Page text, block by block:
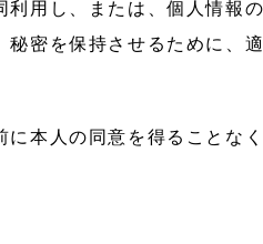
用し、または、個人情報
密を保持させるために、
本人の同意を得ることな